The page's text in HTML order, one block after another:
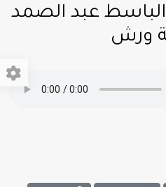
الباسط عبد الصمد
ورش